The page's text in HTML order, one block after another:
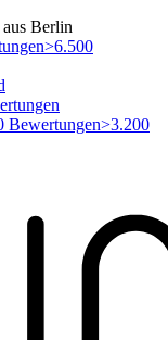
Berlin
>6.500
>3.200